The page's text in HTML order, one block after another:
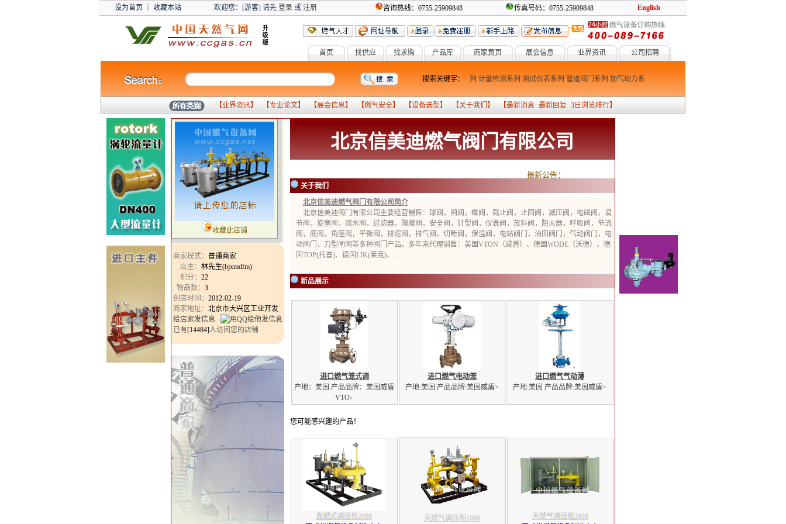
设为首页 收藏本站 欢迎您：[游客] 请先 登录或 注册 咨询热线：0755-25909848 传真号码：0755-25909848 English
首页 找供应 找求购 产品库 商家黄页 展会信息 业界资讯 公司招聘
搜索关键字：
燃气设备 气化系列 报警系列 计量检测系列 测试仪表系列 管道阀门系列 加气动力系列
【业界资讯】 【专业论文】 【展会信息】 【燃气安全】 【设备选型】 【关于我们 】 【最新消息 ·最新回复 ·3日浏览排行】
收藏此店铺
商家模式： 普通商家
店主： 林先生(bjxmdfm)
积分： 22
物品数： 3
创店时间： 2012-02-19
商家地址： 北京市大兴区工业开发
给店家发信息
已有[14484]人访问您的店铺
北京信美迪燃气阀门有限公司
最新公告：
关于我们
北京信美迪燃气阀门有限公司简介
北京信美迪阀门有限公司主要经营销售：球阀，闸阀，蝶阀，截止阀，止回阀，减压阀，电磁阀，调
节阀，旋塞阀，疏水阀，过滤器，隔膜阀，安全阀，针型阀，仪表阀，放料阀，阻火器，呼吸阀，节流
阀，底阀，角座阀，平衡阀，排泥阀，排气阀，切断阀，保温阀，电站阀门，油田阀门，气动阀门，电
动阀门，刀型闸阀等多种阀门产品。多年来代理销售：美国VTON（威盾）、德国WODE（沃德）、德
国TOP(托普)、德国LIK(莱克)、...
新品展示
进口燃气笼式调
产地：美国 产品品牌：美国威盾
VTO>
进口燃气电动笼
产地:美国 产品品牌:美国威盾>
进口燃气气动薄
产地:美国 产品品牌:美国威盾>
您可能感兴趣的产品！
直燃式调压柜2000
天然气调压柜1000
天然气调压柜2000